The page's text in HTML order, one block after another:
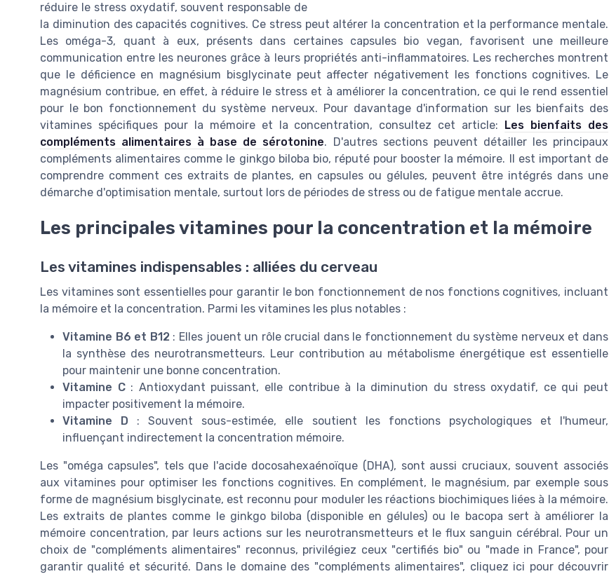
réduire le stress oxydatif, souvent responsable de
la diminution des capacités cognitives. Ce stress peut altérer la concentration et la performance mentale.
Les oméga-3, quant à eux, présents dans certaines capsules bio vegan, favorisent une meilleure
communication entre les neurones grâce à leurs propriétés anti-inflammatoires. Les recherches montrent
que le déficience en magnésium bisglycinate peut affecter négativement les fonctions cognitives. Le
magnésium contribue, en effet, à réduire le stress et à améliorer la concentration, ce qui le rend essentiel
pour le bon fonctionnement du système nerveux. Pour davantage d'information sur les bienfaits des
vitamines spécifiques pour la mémoire et la concentration, consultez cet article:
Les bienfaits des
compléments alimentaires à base de sérotonine. D'autres sections peuvent détailler les principaux
compléments alimentaires comme le ginkgo biloba bio, réputé pour booster la mémoire. Il est important de
comprendre comment ces extraits de plantes, en capsules ou gélules, peuvent être intégrés dans une
démarche d'optimisation mentale, surtout lors de périodes de stress ou de fatigue mentale accrue.
Les principales vitamines pour la concentration et la mémoire
Les vitamines indispensables : alliées du cerveau
Les vitamines sont essentielles pour garantir le bon fonctionnement de nos fonctions cognitives, incluant
la mémoire et la concentration. Parmi les vitamines les plus notables :
Vitamine B6 et B12 : Elles jouent un rôle crucial dans le fonctionnement du système nerveux et dans
la synthèse des neurotransmetteurs. Leur contribution au métabolisme énergétique est essentielle
pour maintenir une bonne concentration.
Vitamine C: Antioxydant puissant, elle contribue à la diminution du stress oxydatif, ce qui peut
impacter positivement la mémoire.
Vitamine D : Souvent sous-estimée, elle soutient les fonctions psychologiques et l'humeur,
influençant indirectement la concentration mémoire.
Les "oméga capsules", tels que l'acide docosahexaénoïque (DHA), sont aussi cruciaux, souvent associés
aux vitamines pour optimiser les fonctions cognitives. En complément, le magnésium, par exemple sous
forme de magnésium bisglycinate, est reconnu pour moduler les réactions biochimiques liées à la mémoire.
Les extraits de plantes comme le ginkgo biloba (disponible en gélules) ou le bacopa sert à améliorer la
mémoire concentration, par leurs actions sur les neurotransmetteurs et le flux sanguin cérébral. Pour un
choix de "compléments alimentaires" reconnus, privilégiez ceux "certifiés bio" ou "made in France", pour
garantir qualité et sécurité. Dans le domaine des "compléments alimentaires", cliquez ici pour découvrir